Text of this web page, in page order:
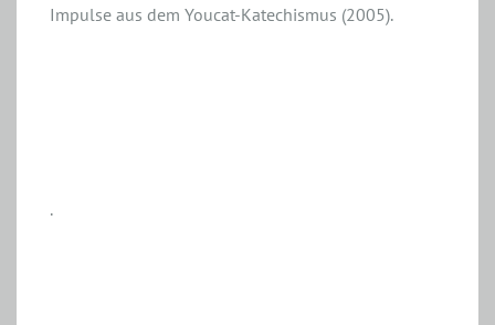
Impulse aus dem Youcat-Katechismus (2005).
.